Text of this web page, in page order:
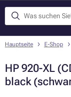
Hauptseite E-Shop
HP 920-XL
black